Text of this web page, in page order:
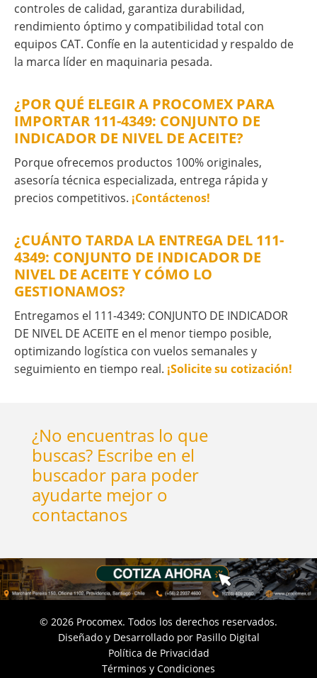
controles de calidad, garantiza durabilidad,
rendimiento óptimo y compatibilidad total con
equipos CAT. Confíe en la autenticidad y respaldo de
la marca líder en maquinaria pesada.
¿POR QUÉ ELEGIR A PROCOMEX PARA
IMPORTAR 111-4349: CONJUNTO DE
INDICADOR DE NIVEL DE ACEITE?
Porque ofrecemos productos 100% originales,
asesoría técnica especializada, entrega rápida y
precios competitivos. ¡Contáctenos!
¿CUÁNTO TARDA LA ENTREGA DEL 111-
4349: CONJUNTO DE INDICADOR DE
NIVEL DE ACEITE Y CÓMO LO
GESTIONAMOS?
Entregamos el 111-4349: CONJUNTO DE INDICADOR
DE NIVEL DE ACEITE en el menor tiempo posible,
optimizando logística con vuelos semanales y
seguimiento en tiempo real. ¡Solicite su cotización!
¿No encuentras lo que
buscas? Escribe en el
buscador para poder
ayudarte mejor o
contactanos
© 2026 Procomex. Todos los derechos reservados.
Diseñado y Desarrollado por Pasillo Digital
Política de Privacidad
Términos y Condiciones